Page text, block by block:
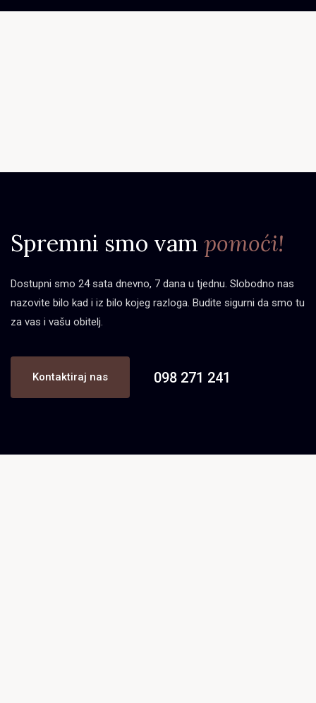
Spremni smo vam pomoći!
Dostupni smo 24 sata dnevno, 7 dana u tjednu. Slobodno nas
nazovite bilo kad i iz bilo kojeg razloga. Budite sigurni da smo tu
za vas i vašu obitelj.
Kontaktiraj nas 098 271 241